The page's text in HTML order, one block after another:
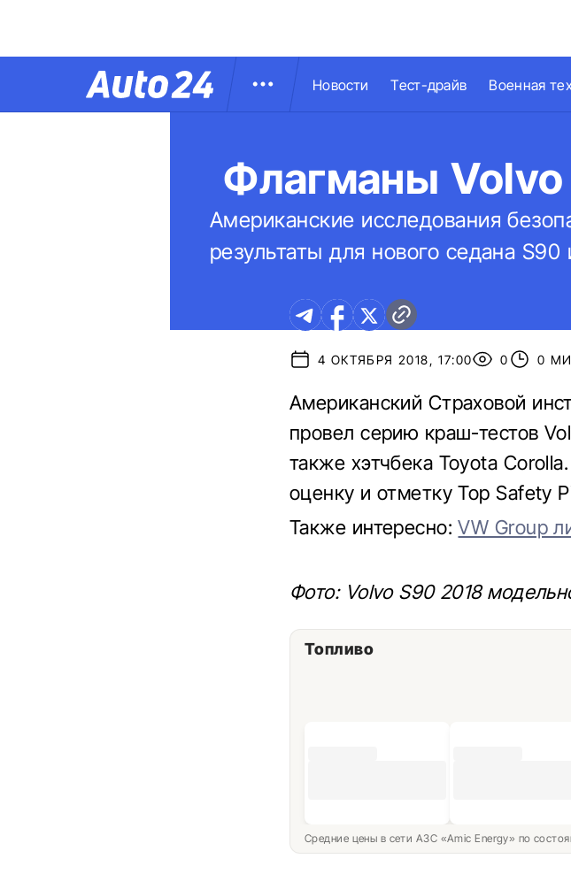
Новости Тест-драйв Военная
Флагманы Volvo
Американские исследования
результаты для нового седана
4 ОКТЯБРЯ 2018, 17:00 0 0
Американский Страховой
провел серию краш-тестов
также хэтчбека Toyota
оценку и отметку Top Safety
Также интересно:VW Group
Фото: Volvo S90 2018
Топливо
Средние цены в сети АЗС «Amic Energy» по